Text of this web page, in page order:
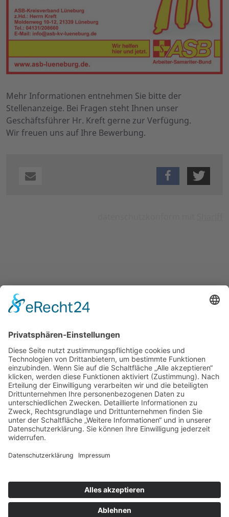
Mehr Informationen entnehmen Sie bitte der
Stellenanzeige. Bei Fragen steht Ihnen unser
Geschäftsführer Hr. Kreft gerne zur Verfügung.
Wir freuen uns auf Ihre Bewerbung.
MITMACHEN UND HELFEN
© 2026 ASB-Kreisverband Lüneburg
Impressum